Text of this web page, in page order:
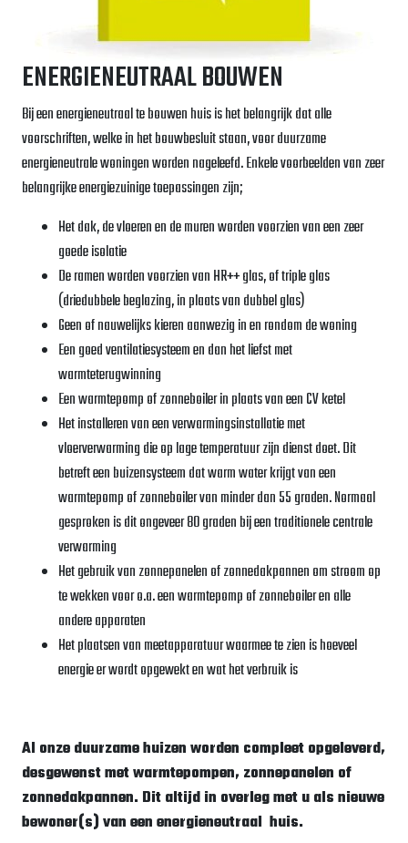
ENERGIENEUTRAAL BOUWEN
Bij een energieneutraal te bouwen huis is het belangrijk dat alle
voorschriften, welke in het bouwbesluit staan, voor duurzame
energieneutrale woningen worden nageleefd. Enkele voorbeelden van zeer
belangrijke energiezuinige toepassingen zijn;
Het dak, de vloeren en de muren worden voorzien van een zeer
goede isolatie
De ramen worden voorzien van HR++ glas, of triple glas
(driedubbele beglazing, in plaats van dubbel glas)
Geen of nauwelijks kieren aanwezig in en rondom de woning
Een goed ventilatiesysteem en dan het liefst met
warmteterugwinning
Een warmtepomp of zonneboiler in plaats van een CV ketel
Het installeren van een verwarmingsinstallatie met
vloerverwarming die op lage temperatuur zijn dienst doet. Dit
betreft een buizensysteem dat warm water krijgt van een
warmtepomp of zonneboiler van minder dan 55 graden. Normaal
gesproken is dit ongeveer 80 graden bij een traditionele centrale
verwarming
Het gebruik van zonnepanelen of zonnedakpannen om stroom op
te wekken voor o.a. een warmtepomp of zonneboiler en alle
andere apparaten
Het plaatsen van meetapparatuur waarmee te zien is hoeveel
energie er wordt opgewekt en wat het verbruik is
Al onze duurzame huizen worden compleet opgeleverd,
desgewenst met warmtepompen, zonnepanelen of
zonnedakpannen. Dit altijd in overleg met u als nieuwe
bewoner(s) van een energieneutraal huis.